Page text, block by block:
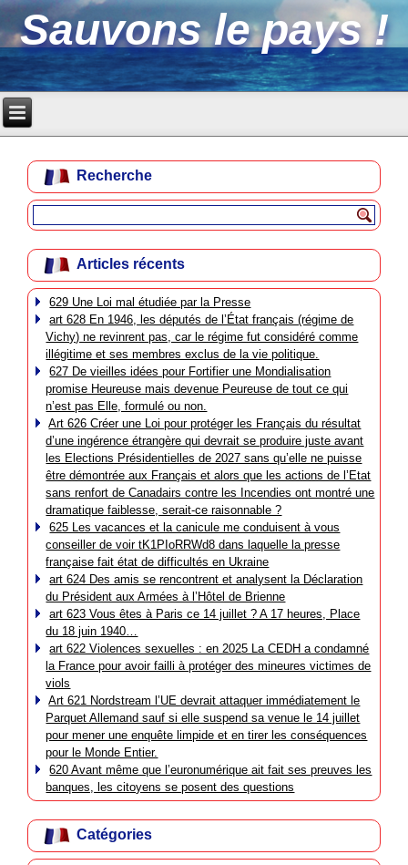
Sauvons le pays !
Recherche
Articles récents
629 Une Loi mal étudiée par la Presse
art 628 En 1946, les députés de l’État français (régime de
Vichy) ne revinrent pas, car le régime fut considéré comme
illégitime et ses membres exclus de la vie politique.
627 De vieilles idées pour Fortifier une Mondialisation
promise Heureuse mais devenue Peureuse de tout ce qui
n’est pas Elle, formulé ou non.
Art 626 Créer une Loi pour protéger les Français du résultat
d’une ingérence étrangère qui devrait se produire juste avant
les Elections Présidentielles de 2027 sans qu’elle ne puisse
être démontrée aux Français et alors que les actions de l’Etat
sans renfort de Canadairs contre les Incendies ont montré une
dramatique faiblesse, serait-ce raisonnable ?
625 Les vacances et la canicule me conduisent à vous
conseiller de voir tK1PIoRRWd8 dans laquelle la presse
française fait état de difficultés en Ukraine
art 624 Des amis se rencontrent et analysent la Déclaration
du Président aux Armées à l’Hôtel de Brienne
art 623 Vous êtes à Paris ce 14 juillet ? A 17 heures, Place
du 18 juin 1940…
art 622 Violences sexuelles : en 2025 La CEDH a condamné
la France pour avoir failli à protéger des mineures victimes de
viols
Art 621 Nordstream l’UE devrait attaquer immédiatement le
Parquet Allemand sauf si elle suspend sa venue le 14 juillet
pour mener une enquête limpide et en tirer les conséquences
pour le Monde Entier.
620 Avant même que l’euronumérique ait fait ses preuves les
banques, les citoyens se posent des questions
Catégories